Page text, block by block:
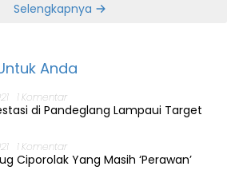
Selengkapnya
Anda
1 Komentar
di Pandeglang Lampaui Target
1 Komentar
Ciporolak Yang Masih ‘Perawan’